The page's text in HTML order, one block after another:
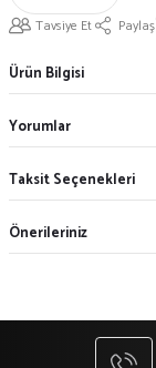
Tavsiye Et Paylaş
Ürün Bilgisi
Yorumlar
Taksit Seçenekleri
Önerileriniz